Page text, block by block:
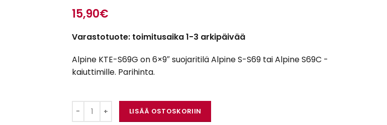
15,90€
Varastotuote: toimitusaika 1-3 arkipäivää
Alpine KTE-S69G on 6×9″ suojaritilä Alpine S-S69 tai Alpine S69C -
kaiuttimille. Parihinta.
Alpine KTE-S69G määrä
LISÄÄ OSTOSKORIIN